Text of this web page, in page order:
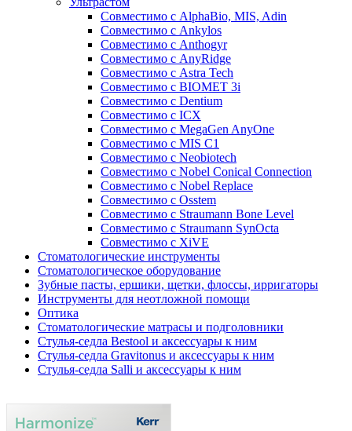
Совместимо с AlphaBio, MIS, Adin
Совместимо с Ankylos
Совместимо с Anthogyr
Совместимо с AnyRidge
Совместимо с Astra Tech
Совместимо с BIOMET 3i
Совместимо с Dentium
Совместимо с ICX
Совместимо с MegaGen AnyOne
Совместимо с MIS С1
Совместимо с Neobiotech
Совместимо с Nobel Conical Connection
Совместимо с Nobel Replace
Совместимо с Osstem
Совместимо с Straumann Bone Level
Совместимо с Straumann SynOcta
Совместимо с XiVE
Стоматологические инструменты
Стоматологическое оборудование
Зубные пасты, ершики, щетки, флоссы, ирригаторы
Инструменты для неотложной помощи
Оптика
Стоматологические матрасы и подголовники
Стулья-седла Bestool и аксессуары к ним
Стулья-седла Gravitonus и аксессуары к ним
Стулья-седла Salli и аксессуары к ним